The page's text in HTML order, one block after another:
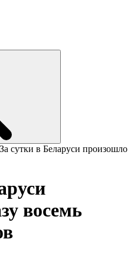
За сутки в Беларуси произошло
восемь